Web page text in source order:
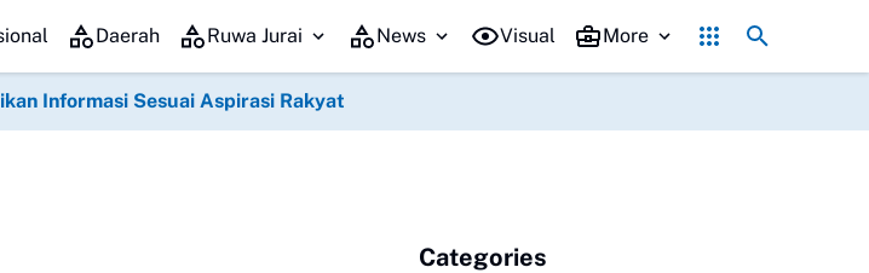
Perwakilan Ranting (DPRt), dan Relawan Putri Zulkifli Hasan (PZH)resmi di lantik , sekaligus Rapat Kerja
Daerah Ruwa Jurai News Visual More
Informasi Sesuai Aspirasi Rakyat
Categories